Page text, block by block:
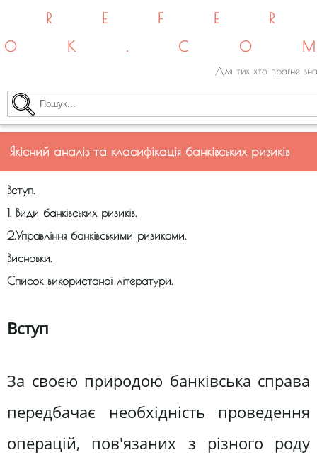
Для тих хто прагне
Якісний аналіз та класифікація банківських ризиків
Вступ.
1. Види банківських ризиків.
2.Управління банківськими ризиками.
Висновки.
Список використаної літератури.
Вступ
За своєю природою банківська справа
передбачає необхідність проведення
операцій, пов'язаних з різного роду